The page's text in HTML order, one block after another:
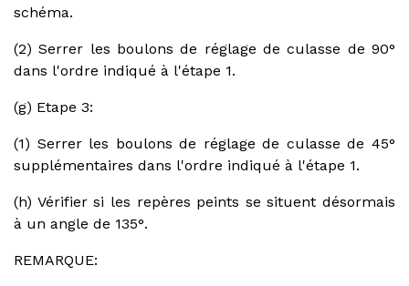
schéma.
(2) Serrer les boulons de réglage de culasse de 90°
dans l'ordre indiqué à l'étape 1.
(g) Etape 3:
(1) Serrer les boulons de réglage de culasse de 45°
supplémentaires dans l'ordre indiqué à l'étape 1.
(h) Vérifier si les repères peints se situent désormais
à un angle de 135°.
REMARQUE: